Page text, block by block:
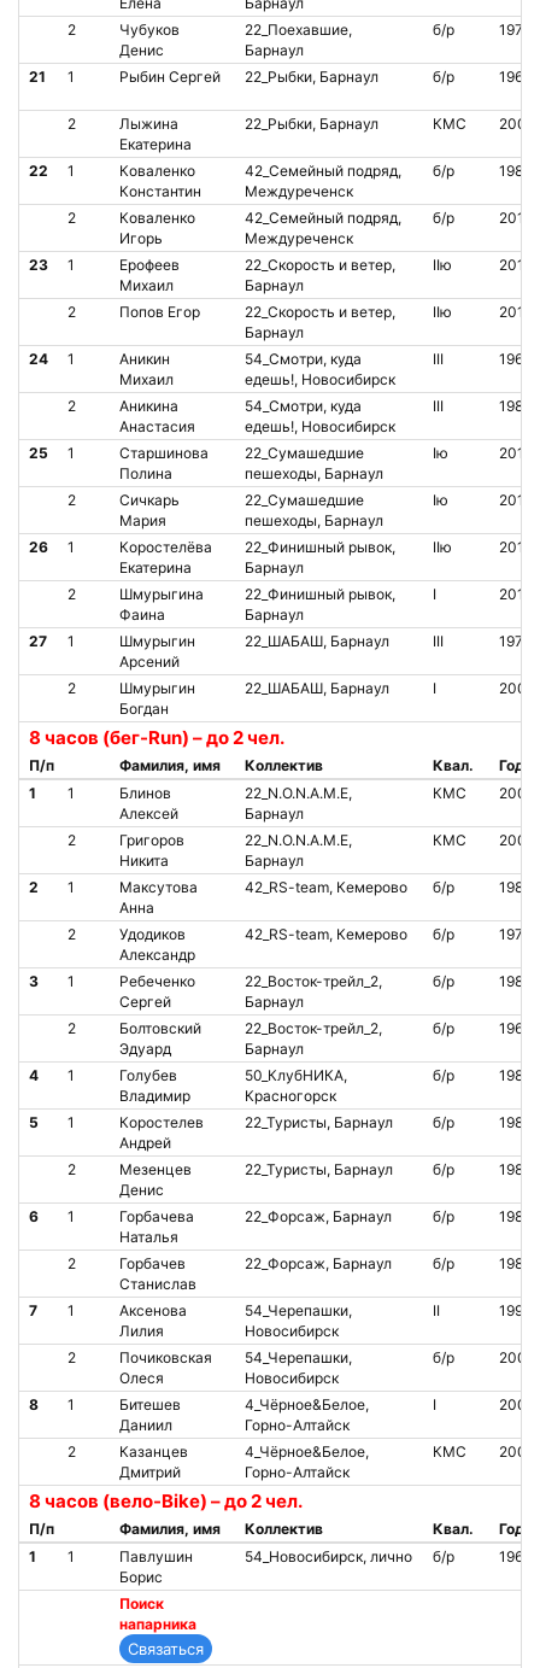
2
Чубуков
Денис
22_Поехавшие,
Барнаул
б/р 1978
21 1 Рыбин Сергей 22_Рыбки, Барнаул б/р 1968
2
Лыжина
Екатерина
22_Рыбки, Барнаул КМС 2009
22 1
Коваленко
Константин
42_Семейный подряд,
Междуреченск
б/р 1982
2
Коваленко
Игорь
42_Семейный подряд,
Междуреченск
б/р 2012
23 1
Ерофеев
Михаил
22_Скорость и ветер,
Барнаул
IIю 2012
2 Попов Егор
22_Скорость и ветер,
Барнаул
IIю 2012
24 1
Аникин
Михаил
54_Смотри, куда
едешь!, Новосибирск
III 1960
2
Аникина
Анастасия
54_Смотри, куда
едешь!, Новосибирск
III 1987
25 1
Старшинова
Полина
22_Сумашедшие
пешеходы, Барнаул
Iю 2013
2
Сичкарь
Мария
22_Сумашедшие
пешеходы, Барнаул
Iю 2013
26 1
Коростелёва
Екатерина
22_Финишный рывок,
Барнаул
IIю 2011
2
Шмурыгина
Фаина
22_Финишный рывок,
Барнаул
I 2011
27 1
Шмурыгин
Арсений
22_ШАБАШ, Барнаул III 1979
2
Шмурыгин
Богдан
22_ШАБАШ, Барнаул I 2002
8 часов (бег-Run) – до 2 чел.
П/п Фамилия, имя Коллектив Квал.
Год
1
1
Блинов
Алексей
22_N.O.N.A.M.E,
Барнаул
КМС 2007
2
Григоров
Никита
22_N.O.N.A.M.E,
Барнаул
КМС 2004
2 1
Максутова
Анна
42_RS-team, Кемерово б/р 1986
2
Удодиков
Александр
42_RS-team, Кемерово б/р 1975
3 1
Ребеченко
Сергей
22_Восток-трейл_2,
Барнаул
б/р 1986
2
Болтовский
Эдуард
22_Восток-трейл_2,
Барнаул
б/р 1968
4 1
Голубев
Владимир
50_КлубНИКА,
Красногорск
б/р 1982
5 1
Коростелев
Андрей
22_Туристы, Барнаул б/р 1982
2
Мезенцев
Денис
22_Туристы, Барнаул б/р 1984
6 1
Горбачева
Наталья
22_Форсаж, Барнаул б/р 1985
2
Горбачев
Станислав
22_Форсаж, Барнаул б/р 1984
7 1
Аксенова
Лилия
54_Черепашки,
Новосибирск
II 1999
2
Почиковская
Олеся
54_Черепашки,
Новосибирск
б/р 2002
8 1
Битешев
Даниил
4_Чёрное&Белое,
Горно-Алтайск
I 2009
2
Казанцев
Дмитрий
4_Чёрное&Белое,
Горно-Алтайск
КМС 2009
8 часов (вело-Bike) – до 2 чел.
П/п Фамилия, имя Коллектив Квал.
Год
1
1
Павлушин
Борис
54_Новосибирск, лично б/р 1962
Поиск
напарника